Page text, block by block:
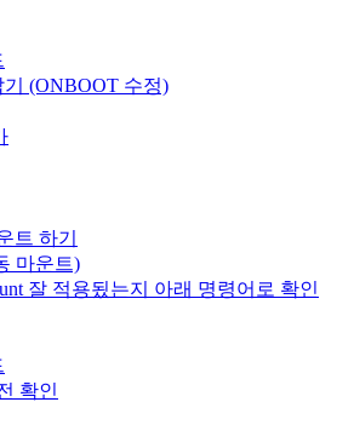
(ONBOOT 수정)
트 하기
마운트)
잘 적용됬는지 아래 명령어로 확인
확인